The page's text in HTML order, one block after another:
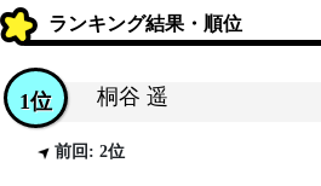
ランキング結果・順位
桐谷 遥
1位
前回: 2位